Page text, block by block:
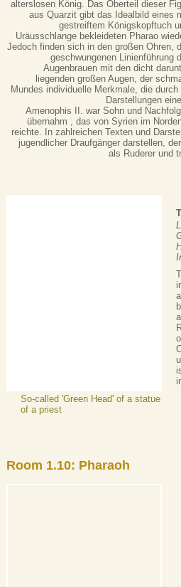
alterslosen König. Das Oberteil dieser
aus Quarzit gibt das Idealbild eines
gestreiftem Königskopftuch
Uräusschlange bekleideten Pharao
Jedoch finden sich in den großen Ohren,
geschwungenen Linienführung
Augenbrauen mit den dicht
liegenden großen Augen, der
Mundes individuelle Merkmale, die
Darstellungen
Amenophis II. war Sohn und
übernahm , das von Syrien im
reichte. In zahlreichen Texten und
jugendlicher Draufgänger darstellen,
als Ruderer und
So-called 'Green Head' of a statue
of a priest
Room 1.10: Pharaoh